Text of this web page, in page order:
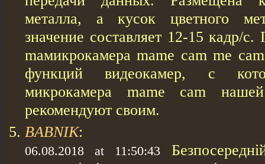
металла, а кусок цветного
значение составляет 12-15 кадр/
maмикрокамера mame cam me
функций видеокамер, с
микрокамера mame cam
рекомендуют своим.
BABNIK:
06.08.2018 at 11:50:43